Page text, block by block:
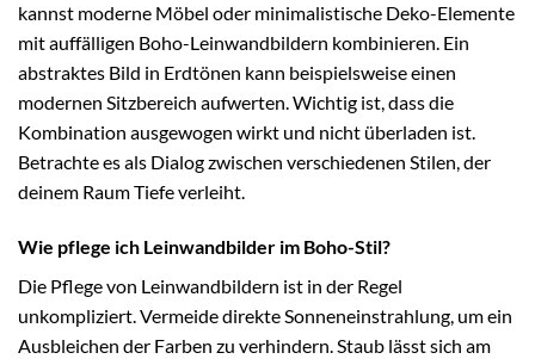
kannst moderne Möbel oder minimalistische Deko-Elemente
mit auffälligen Boho-Leinwandbildern kombinieren. Ein
abstraktes Bild in Erdtönen kann beispielsweise einen
modernen Sitzbereich aufwerten. Wichtig ist, dass die
Kombination ausgewogen wirkt und nicht überladen ist.
Betrachte es als Dialog zwischen verschiedenen Stilen, der
deinem Raum Tiefe verleiht.
Wie pflege ich Leinwandbilder im Boho-Stil?
Die Pflege von Leinwandbildern ist in der Regel
unkompliziert. Vermeide direkte Sonneneinstrahlung, um ein
Ausbleichen der Farben zu verhindern. Staub lässt sich am